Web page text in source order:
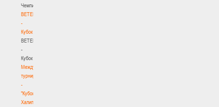
Чемпионат
BETERA
-
Кубок
BETERA
-
Кубок
Международный
турнир
-
"Кубок
Халипского"